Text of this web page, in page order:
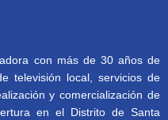
con más de 30 años de
televisión local, servicios de
y comercialización de
en el Distrito de Santa